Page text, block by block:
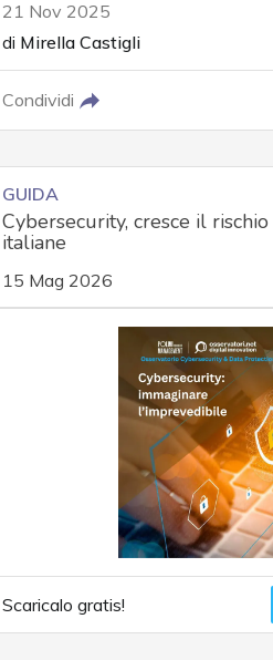
21 Nov 2025
di Mirella Castigli
Condividi
GUIDA
Cybersecurity, cresce il
italiane
15 Mag 2026
Scaricalo gratis!